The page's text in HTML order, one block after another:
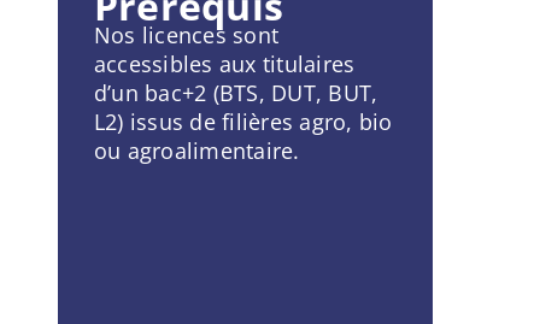
Nos licences sont
accessibles aux titulaires
d’un bac+2 (BTS, DUT, BUT,
L2) issus de filières agro, bio
ou agroalimentaire.